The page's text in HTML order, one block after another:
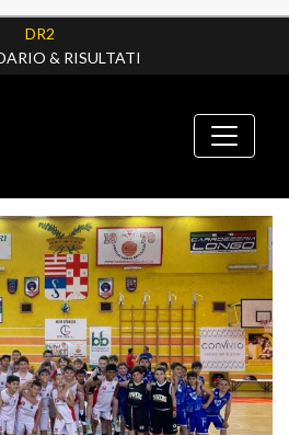
DR2
& RISULTATI